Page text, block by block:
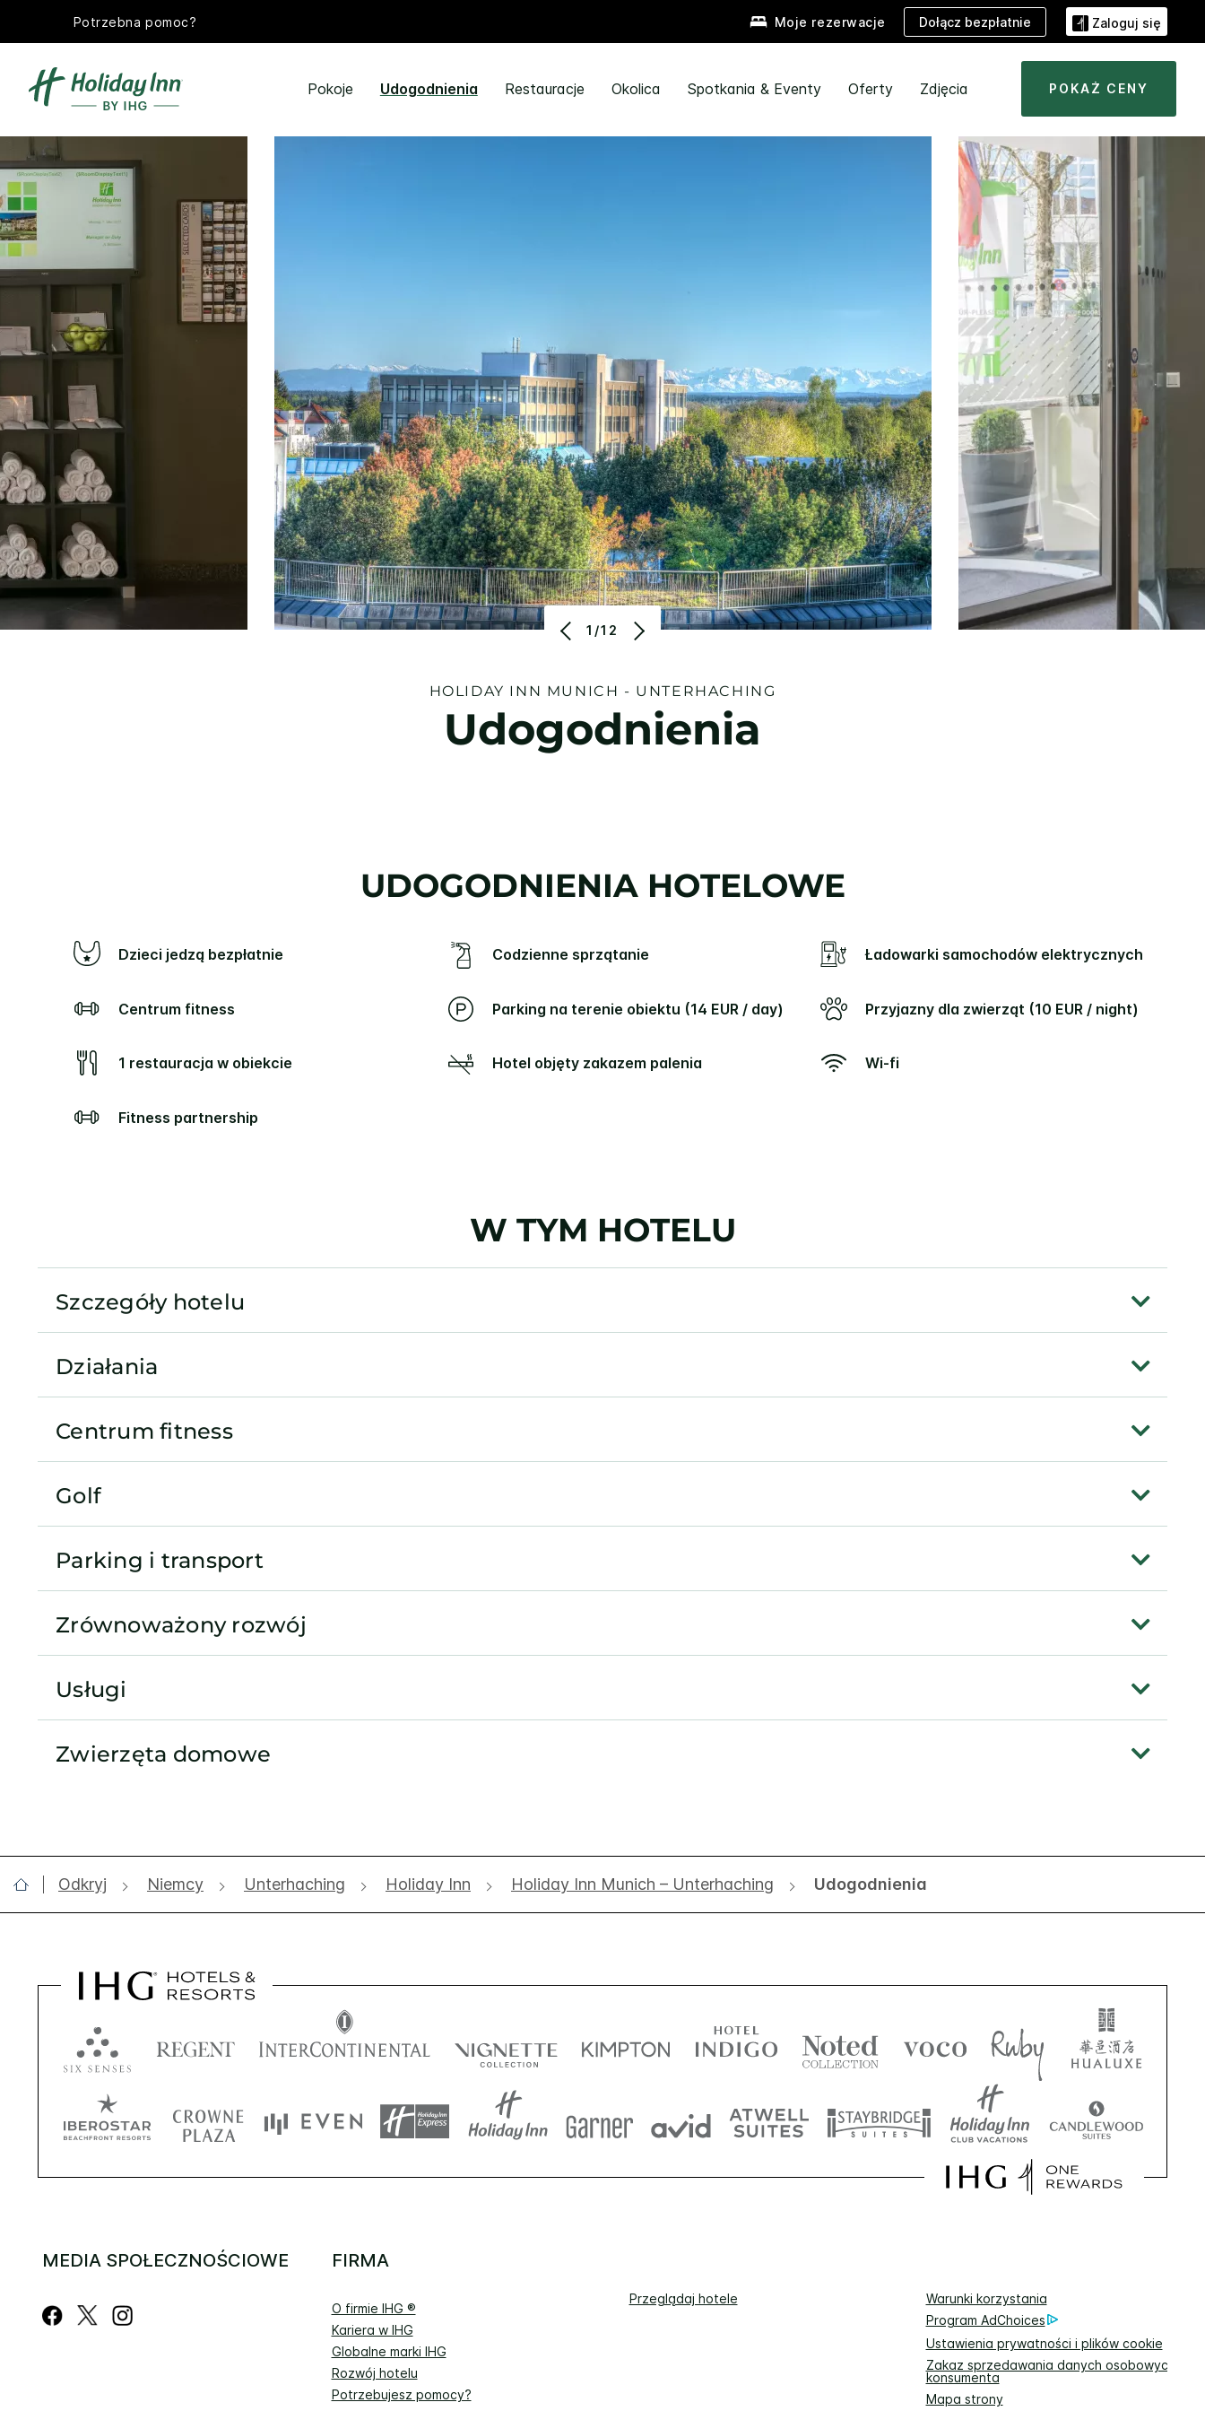
Potrzebna pomoc? Moje rezerwacje Dołącz bezpłatnie Zaloguj się
Pokoje Udogodnienia Restauracje Okolica Spotkania & Eventy Oferty Zdjęcia POKAŻ CENY
1/12
HOLIDAY INN MUNICH - UNTERHACHING
Udogodnienia
UDOGODNIENIA HOTELOWE
Dzieci jedzą bezpłatnie Codzienne sprzątanie Ładowarki samochodów elektrycznych
Centrum fitness Parking na terenie obiektu (14 EUR / day) Przyjazny dla zwierząt (10 EUR / night)
1 restauracja w obiekcie Hotel objęty zakazem palenia Wi-fi
Fitness partnership
W TYM HOTELU
Szczegóły hotelu
Działania
Centrum fitness
Golf
Parking i transport
Zrównoważony rozwój
Usługi
Zwierzęta domowe
Odkryj Niemcy Unterhaching Holiday Inn Holiday Inn Munich – Unterhaching Udogodnienia
MEDIA SPOŁECZNOŚCIOWE FIRMA
O firmie IHG ®
Kariera w IHG
Globalne marki IHG
Rozwój hotelu
Potrzebujesz pomocy?
Przeglądaj hotele
Warunki korzystania
Program AdChoices
Ustawienia prywatności i plików cookie
Zakaz sprzedawania danych osobowych
konsumenta
Mapa strony